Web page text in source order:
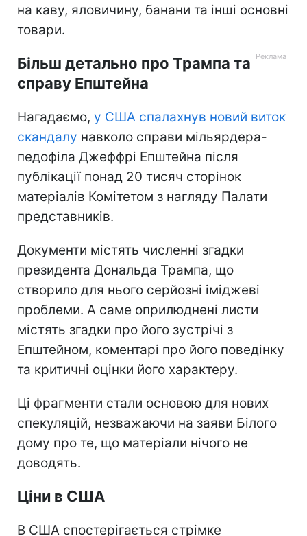
на каву, яловичину, банани та інші основні
товари.
Більш детально про Трампа та
справу Епштейна
Нагадаємо, у США спалахнув новий виток
скандалу навколо справи мільярдера-
педофіла Джеффрі Епштейна після
публікації понад 20 тисяч сторінок
матеріалів Комітетом з нагляду Палати
представників.
Документи містять численні згадки
президента Дональда Трампа, що
створило для нього серйозні іміджеві
проблеми. А саме оприлюднені листи
містять згадки про його зустрічі з
Епштейном, коментарі про його поведінку
та критичні оцінки його характеру.
Ці фрагменти стали основою для нових
спекуляцій, незважаючи на заяви Білого
дому про те, що матеріали нічого не
доводять.
Ціни в США
В США спостерігається стрімке